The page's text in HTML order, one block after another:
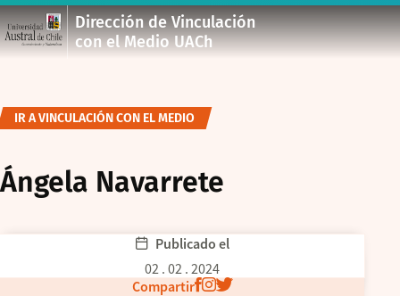
Dirección de Vinculación
con el Medio UACh
IR A VINCULACIÓN CON EL MEDIO
Ángela Navarrete
Publicado el
02 . 02 . 2024
Compartir